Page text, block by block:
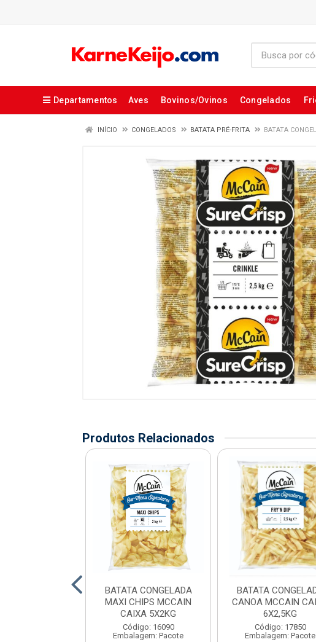
Departamentos Aves Bovinos/Ovinos Congelados
INÍCIO CONGELADOS BATATA PRÉ-FRITA BATATA
Produtos Relacionados
BATATA CONGELADA
MAXI CHIPS MCCAIN
CAIXA 5X2KG
Código: 16090
Embalagem: Pacote
BATATA
CANOA MCCAIN
6X2,5KG
Código: 17850
Embalagem: Pacote